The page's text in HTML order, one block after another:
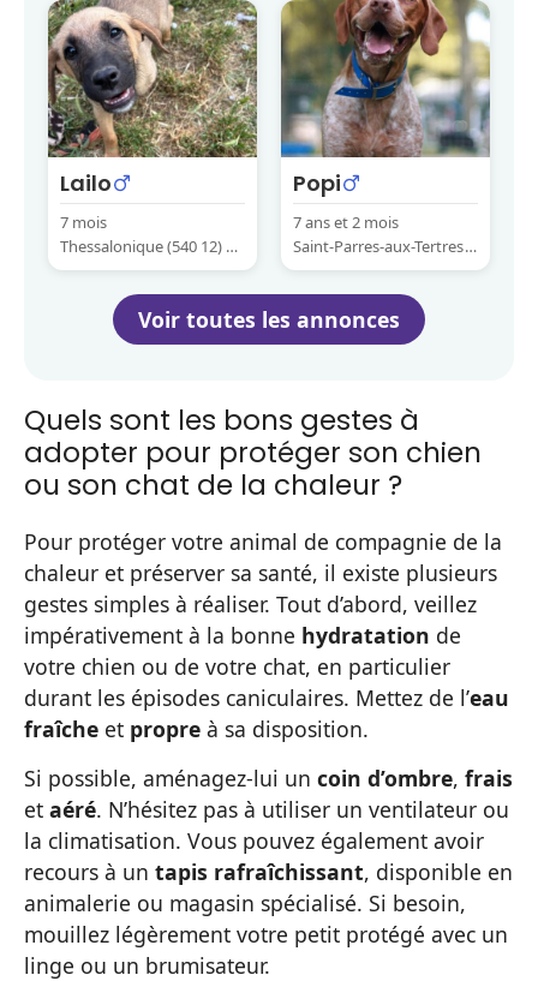
Lailo
7 mois
Thessalonique (540 12) Gr
èce
Popi
7 ans et 2 mois
Saint-Parres-aux-Tertres
(10410) France
Voir toutes les annonces
Quels sont les bons gestes à
adopter pour protéger son chien
ou son chat de la chaleur ?
Pour protéger votre animal de compagnie de la
chaleur et préserver sa santé, il existe plusieurs
gestes simples à réaliser. Tout d’abord, veillez
impérativement à la bonne hydratation de
votre chien ou de votre chat, en particulier
durant les épisodes caniculaires. Mettez de l’eau
fraîche et propre à sa disposition.
Si possible, aménagez-lui un coin d’ombre, frais
et aéré. N’hésitez pas à utiliser un ventilateur ou
la climatisation. Vous pouvez également avoir
recours à un tapis rafraîchissant, disponible en
animalerie ou magasin spécialisé. Si besoin,
mouillez légèrement votre petit protégé avec un
linge ou un brumisateur.